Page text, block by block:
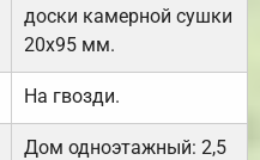
доски камерной сушки
20х95 мм.
На гвозди.
Дом одноэтажный: 2,5